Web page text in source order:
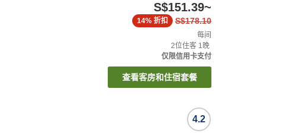
S$151.39~
S$178.10
14% 折扣
每间
2位住客 1晚
仅限信用卡支付
查看客房和住宿套餐
4.2